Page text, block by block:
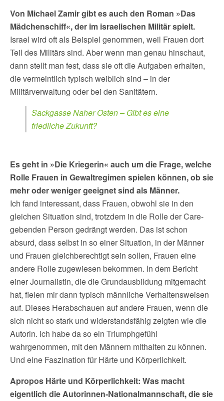
Von Michael Zamir gibt es auch den Roman »Das
Mädchenschiff«, der im israelischen Militär spielt.
Israel wird oft als Beispiel genommen, weil Frauen dort
Teil des Militärs sind. Aber wenn man genau hinschaut,
dann stellt man fest, dass sie oft die Aufgaben erhalten,
die vermeintlich typisch weiblich sind – in der
Militärverwaltung oder bei den Sanitätern.
Sackgasse Naher Osten – Gibt es eine
friedliche Zukunft?
Es geht in »Die Kriegerin« auch um die Frage, welche
Rolle Frauen in Gewaltregimen spielen können, ob sie
mehr oder weniger geeignet sind als Männer.
Ich fand interessant, dass Frauen, obwohl sie in den
gleichen Situation sind, trotzdem in die Rolle der Care-
gebenden Person gedrängt werden. Das ist schon
absurd, dass selbst in so einer Situation, in der Männer
und Frauen gleichberechtigt sein sollen, Frauen eine
andere Rolle zugewiesen bekommen. In dem Bericht
einer Journalistin, die die Grundausbildung mitgemacht
hat, fielen mir dann typisch männliche Verhaltensweisen
auf. Dieses Herabschauen auf andere Frauen, wenn die
sich nicht so stark und widerstandsfähig zeigten wie die
Autorin. Ich habe da so ein Triumphgefühl
wahrgenommen, mit den Männern mithalten zu können.
Und eine Faszination für Härte und Körperlichkeit.
Apropos Härte und Körperlichkeit: Was macht
eigentlich die Autorinnen-Nationalmannschaft, die sie